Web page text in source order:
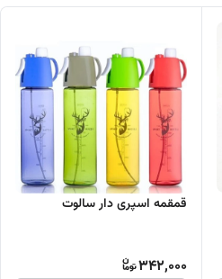
قمقمه اسپری دار سالوت
342,000